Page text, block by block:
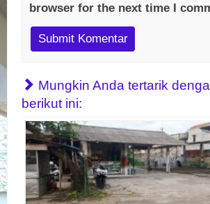
browser for the next time I
Mungkin Anda tertarik
berikut ini: